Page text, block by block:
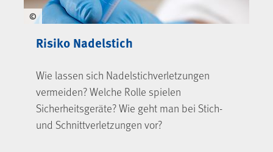
©
Risiko Nadelstich
Wie lassen sich Nadelstichverletzungen
vermeiden? Welche Rolle spielen
Sicherheitsgeräte? Wie geht man bei Stich-
und Schnittverletzungen vor?